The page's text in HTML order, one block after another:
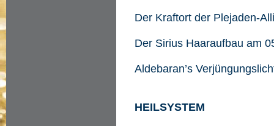
Der Kraftort der Plejaden-
Der Sirius Haaraufbau am
Aldebaran’s
HEILSYSTEM